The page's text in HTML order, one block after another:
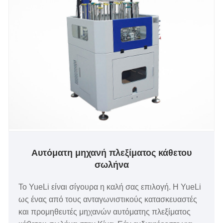
Αυτόματη μηχανή πλεξίματος κάθετου
σωλήνα
Το YueLi είναι σίγουρα η καλή σας επιλογή. Η YueLi
ως ένας από τους ανταγωνιστικούς κατασκευαστές
και προμηθευτές μηχανών αυτόματης πλεξίματος